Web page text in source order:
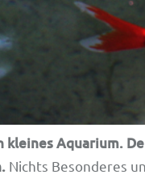
kleines Aquarium.
Nichts Besonderes